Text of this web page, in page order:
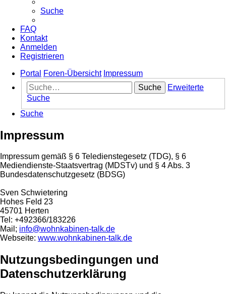
Suche
FAQ
Kontakt
Anmelden
Registrieren
Portal
Foren-Übersicht Impressum
Suche
Erweiterte
Suche
Suche
Impressum
Impressum gemäß § 6 Teledienstegesetz (TDG), § 6
Mediendienste-Staatsvertrag (MDSTv) und § 4 Abs. 3
Bundesdatenschutzgesetz (BDSG)
Sven Schwietering
Hohes Feld 23
45701 Herten
Tel: +492366/183226
Mail; info@wohnkabinen-talk.de
Webseite: www.wohnkabinen-talk.de
Nutzungsbedingungen und
Datenschutzerklärung